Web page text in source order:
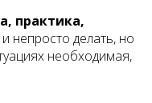
практика,
и непросто делать, но
необходимая,